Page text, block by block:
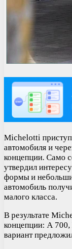
Michelotti
автомобиля и
концепции. Само
утвердил
формы и
автомобиль
малого класса.
В результате
концепции: А
вариант